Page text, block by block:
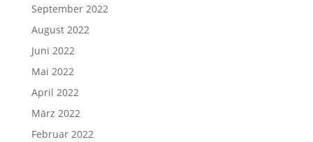
September 2022
August 2022
Juni 2022
Mai 2022
April 2022
März 2022
Februar 2022